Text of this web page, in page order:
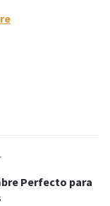
Perfecto para